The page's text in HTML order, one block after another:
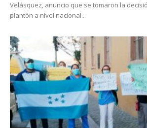
Velásquez, anuncio que se tomaron la
plantón a nivel nacional...